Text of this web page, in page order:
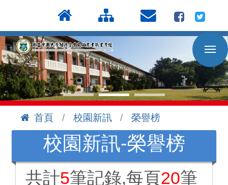
到
主
要
內
容
區
首頁 校園新訊
榮譽榜
校園新訊-榮譽榜
共計5筆記錄,每頁20筆